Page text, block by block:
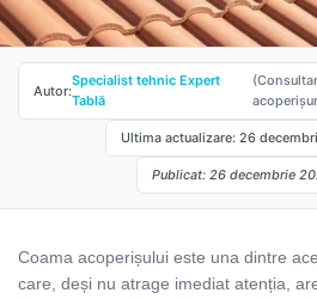
Autor:
Specialist tehnic Expert
Tablă
Ultima actualizare: 26
Publicat: 26 decembrie
Coama acoperișului este una dintre
care, deși nu atrage imediat atenția,